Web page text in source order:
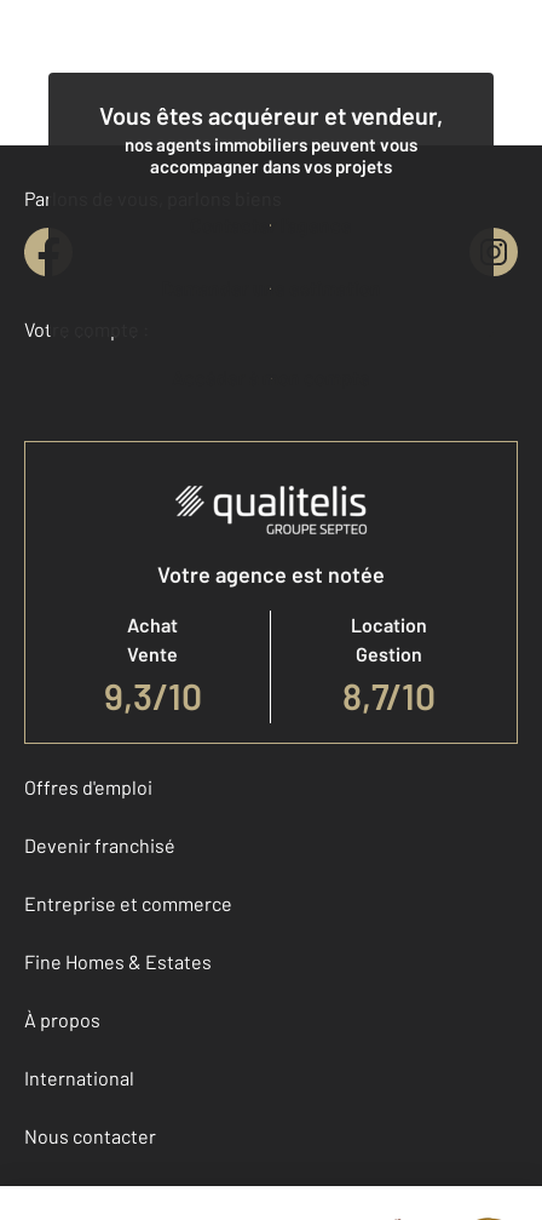
Vous êtes acquéreur et vendeur,
nos agents immobiliers peuvent vous
accompagner dans vos projets
Contacter l'agence
Demander une estimation
Parlons de vous, parlons biens
Votre compte :
Accéder à mon compte
Votre agence est notée
Achat
Vente
9,3/10
Location
Gestion
8,7/10
Offres d'emploi
Devenir franchisé
Entreprise et commerce
Fine Homes & Estates
À propos
International
Nous contacter